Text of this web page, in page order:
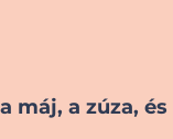
a zúza, és